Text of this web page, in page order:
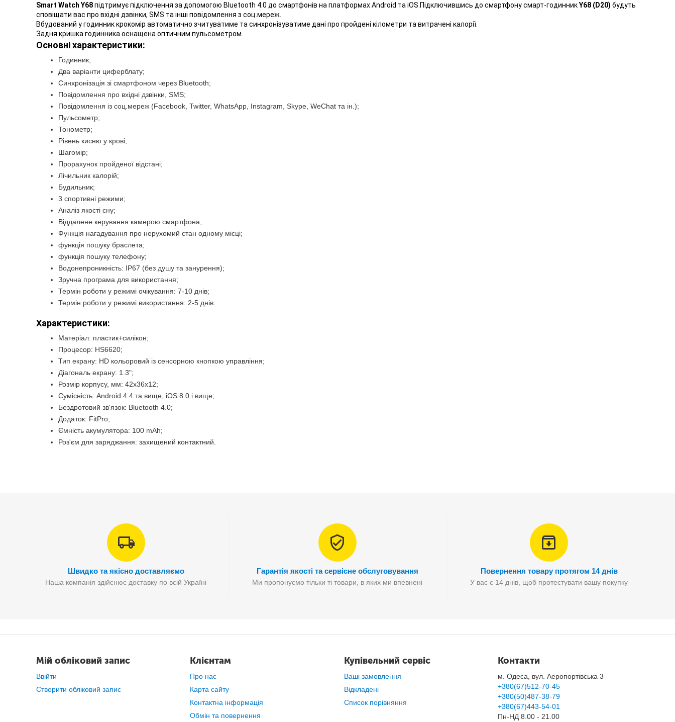
Smart Watch Y68підтримує підключення за допомогою Bluetooth 4.0 до смартфонів на платформах Android та iOS.Підключившись до смартфону смарт-годинникY68 (D20) будуть
сповіщати вас про вхідні дзвінки, SMS та інші повідомлення з соц.мереж.
Вбудований у годинник крокомір автоматично зчитуватиме та синхронізуватиме дані про пройдені кілометри та витрачені калорії.
Задня кришка годинника оснащена оптичним пульсометром.
Основні характеристики:
Годинник;
Два варіанти циферблату;
Синхронізація зі смартфоном через Bluetooth;
Повідомлення про вхідні дзвінки, SMS;
Повідомлення із соц.мереж (Facebook, Twitter, WhatsApp, Instagram, Skype, WeChat та ін.);
Пульсометр;
Тонометр;
Рівень кисню у крові;
Шагомір;
Прорахунок пройденої відстані;
Лічильник калорій;
Будильник;
3 спортивні режими;
Аналіз якості сну;
Віддалене керування камерою смартфона;
Функція нагадування про нерухомий стан одному місці;
функція пошуку браслета;
функція пошуку телефону;
Водонепроникність: IP67 (без душу та занурення);
Зручна програма для використання;
Термін роботи у режимі очікування: 7-10 днів;
Термін роботи у режимі використання: 2-5 днів.
Характеристики:
Матеріал: пластик+силікон;
Процесор: HS6620;
Тип екрану: HD кольоровий із сенсорною кнопкою управління;
Діагональ екрану: 1.3";
Розмір корпусу, мм: 42х36х12;
Сумісність: Android 4.4 та вище, iOS 8.0 і вище;
Бездротовий зв'язок: Bluetooth 4.0;
Додаток: FitPro;
Ємність акумулятора: 100 mAh;
Роз'єм для заряджання: захищений контактний.
Швидко та якісно доставляємо
Наша компанія здійснює доставку по всій Україні
Гарантія якості та сервісне обслуговування
Ми пропонуємо тільки ті товари, в яких ми впевнені
Повернення товару протягом 14 днів
У вас є 14 днів, щоб протестувати вашу покупку
Мій обліковий запис
Ввійти
Створити обліковий запис
Клієнтам
Про нас
Карта сайту
Контактна інформація
Обмін та повернення
Купівельний сервіс
Ваші замовлення
Відкладені
Список порівняння
Контакти
м. Одеса, вул. Аеропортівська 3
+380(67)512-70-45
+380(50)487-38-79
+380(67)443-54-01
Пн-НД 8.00 - 21.00